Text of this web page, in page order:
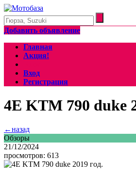
Добавить объявление
Главная
Акция!
Вход
Регистрация
4Е KTM 790 duke
←назад
Обзоры
21/12/2024
просмотров: 613